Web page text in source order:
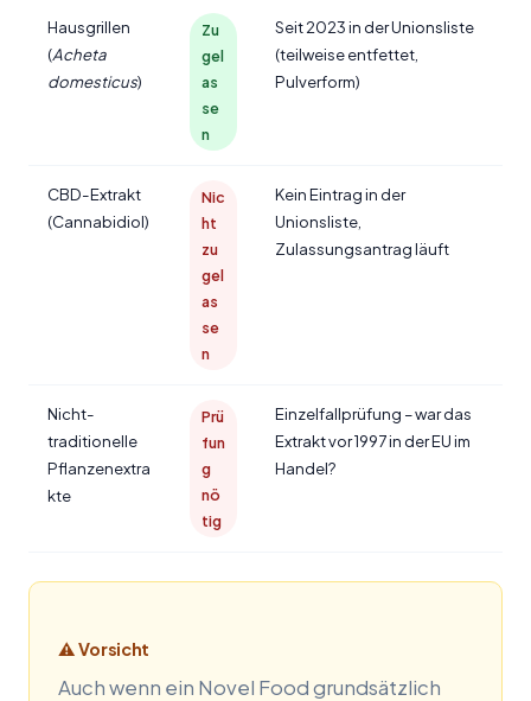
Hausgrillen
(Acheta
domesticus)
Zu
gel
as
se
n
Seit 2023 in der Unionsliste
(teilweise entfettet,
Pulverform)
CBD-Extrakt
(Cannabidiol)
Nic
ht
zu
gel
as
se
n
Kein Eintrag in der
Unionsliste,
Zulassungsantrag läuft
Nicht-
traditionelle
Pflanzenextra
kte
Prü
fun
g
nö
tig
Einzelfallprüfung – war das
Extrakt vor 1997 in der EU im
Handel?
⚠ Vorsicht
Auch wenn ein Novel Food grundsätzlich